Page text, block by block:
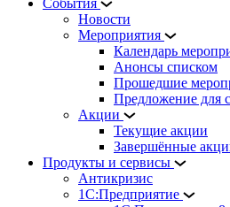
События
Новости
Мероприятия
Календарь
Анонсы списком
Прошедшие
Предложение для
Акции
Текущие акции
Завершённые
Продукты и сервисы
Антикризис
1С:Предприятие